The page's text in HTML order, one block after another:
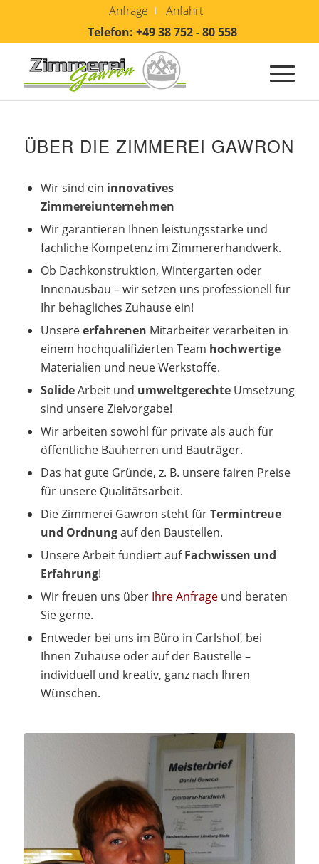
Anfrage
Anfahrt
Telefon: +49 38 752 - 80 558
ÜBER DIE ZIMMEREI GAWRON
Wir sind ein innovatives
Zimmereiunternehmen
Wir garantieren Ihnen leistungsstarke und
fachliche Kompetenz im Zimmererhandwerk.
Ob Dachkonstruktion, Wintergarten oder
Innenausbau – wir setzen uns professionell für
Ihr behagliches Zuhause ein!
Unsereerfahrenen Mitarbeiter verarbeiten in
einem hochqualifizierten Team hochwertige
Materialien und neue Werkstoffe.
SolideArbeit und umweltgerechteUmsetzung
sind unsere Zielvorgabe!
Wir arbeiten sowohl für private als auch für
öffentliche Bauherren und Bauträger.
Das hat gute Gründe, z. B. unsere fairen Preise
für unsere Qualitätsarbeit.
Die Zimmerei Gawron steht fürTermintreue
und Ordnungauf den Baustellen.
Unsere Arbeit fundiert aufFachwissen und
Erfahrung!
Wir freuen uns über Ihre Anfrageund beraten
Sie gerne.
Entweder bei uns im Büro in Carlshof, bei
Ihnen Zuhause oder auf der Baustelle –
individuell und kreativ, ganz nach Ihren
Wünschen.